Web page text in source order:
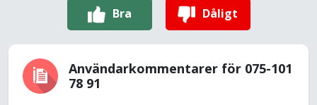
Bra Dåligt
Användarkommentarer för 075-101
78 91